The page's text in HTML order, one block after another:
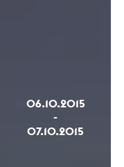
06.10.2015
-
07.10.2015